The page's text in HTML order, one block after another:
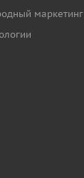
маркетинг